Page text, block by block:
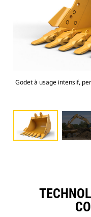
Godet à usage intensif,